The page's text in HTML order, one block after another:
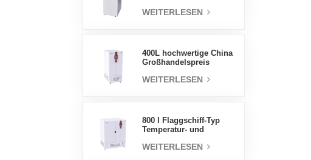
Design,
WEITERLESEN
400L hochwertige China
Großhandelspreis
Luftfeuchtigkeit stabile
WEITERLESEN
800 l Flaggschiff-Typ
Temperatur- und
Inkubatorkammer,
WEITERLESEN